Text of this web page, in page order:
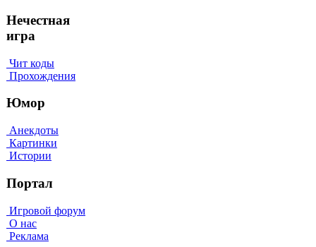
Нечестная
игра
Чит коды
Прохождения
Юмор
Анекдоты
Картинки
Истории
Портал
Игровой форум
О нас
Реклама